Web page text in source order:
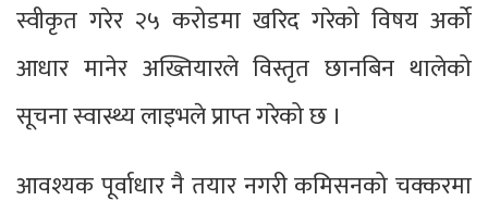
स्वीकृत गरेर २५ करोडमा खरिद गरेको विषय अर्को
आधार मानेर अख्तियारले विस्तृत छानबिन थालेको
सूचना स्वास्थ्य लाइभले प्राप्त गरेको छ ।
आवश्यक पूर्वाधार नै तयार नगरी कमिसनको चक्करमा